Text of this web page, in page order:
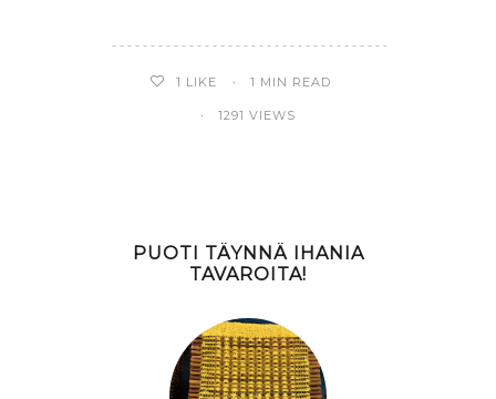
1 LIKE 1 MIN READ
1291 VIEWS
PUOTI TÄYNNÄ IHANIA
TAVAROITA!